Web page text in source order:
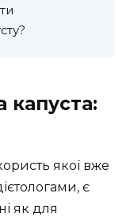
капуста:
якої вже
є
як для